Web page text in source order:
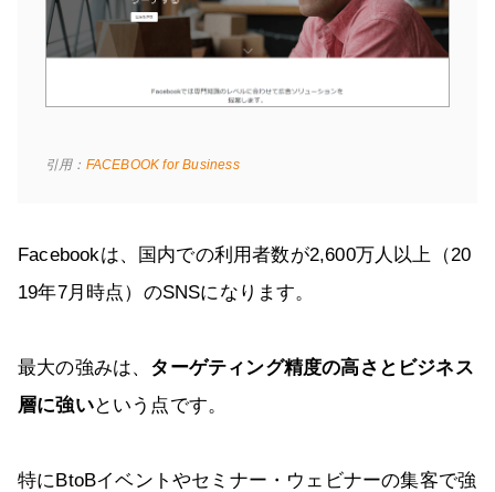
引用： FACEBOOK for Business
Facebookは、国内での利用者数が2,600万人以上（20
19年7月時点）のSNSになります。
最大の強みは、 ターゲティング精度の高さとビジネス
層に強いという点です。
特にBtoBイベントやセミナー・ウェビナーの集客で強